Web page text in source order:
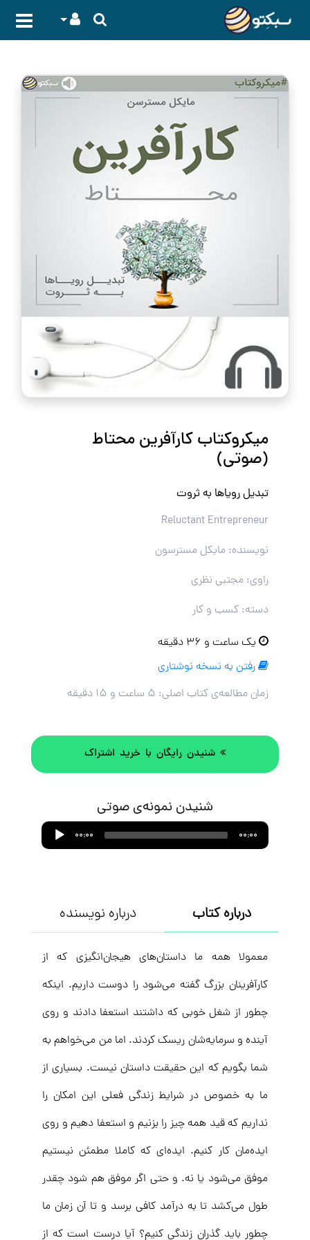
میکروکتاب کارآفرین محتاط
(صوتی)
تبدیل رویاها به ثروت
Reluctant Entrepreneur
نویسنده: مایکل مسترسون
راوی: مجتبی نظری
دسته: کسب و کار
یک ساعت و ۳۶ دقیقه
رفتن به نسخه نوشتاری
زمان مطالعه‌ی کتاب اصلی: ۵ ساعت و ۱۵ دقیقه
شنیدن رایگان با خرید اشتراک
شنیدن نمونه‌ی صوتی
Audio
Player
00:00 00:00
درباره کتاب درباره نویسنده
معمولا همه ما داستان‌های هیجان‌انگیزی که از
کارآفرینان بزرگ گفته می‌شود را دوست داریم. اینکه
چطور از شغل خوبی که داشتند استعفا دادند و روی
آینده و سرمایه‌شان ریسک کردند. اما من می‌خواهم به
شما بگویم که این حقیقت داستان نیست. بسیاری از
ما به خصوص در شرایط زندگی فعلی این امکان را
نداریم که قید همه چیز را بزنیم و استعفا دهیم و روی
ایده‌مان کار کنیم. ایده‌ای که کاملا مطمئن نیستیم
موفق می‌شود یا نه. و حتی اگر موفق هم شود چقدر
طول می‌کشد تا به درآمد کافی برسد و تا آن زمان ما
چطور باید گذران زندگی کنیم؟ آیا درست است که از